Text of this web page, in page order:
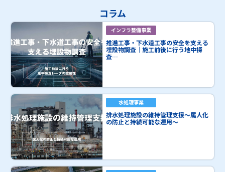
コラム
インフラ整備事業
推進工事・下水道工事の安全を支える
埋設物調査｜施工前後に行う地中探
査…
水処理事業
排水処理施設の維持管理支援～属人化
の防止と持続可能な運用～